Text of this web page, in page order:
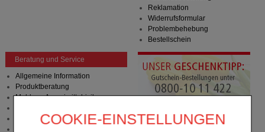
COOKIE-EINSTELLUNGEN
Reklamation
Widerrufsformular
Problembehebung
Bestellschein
Beratung und Service
Allgemeine Information
Produktberatung
Meldung Arzneimittelrisiken
Angebote & Downloads